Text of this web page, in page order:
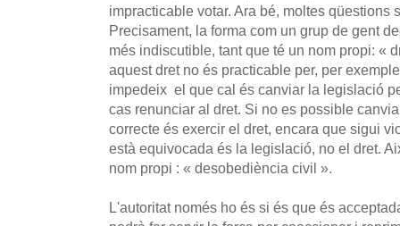
impracticable votar. Ara bé, moltes qüestions
Precisament, la forma com un grup de gent
més indiscutible, tant que té un nom propi: «
aquest dret no és practicable per, per
impedeix el que cal és canviar la legislació
cas renunciar al dret. Si no es possible
correcte és exercir el dret, encara que sigui
està equivocada és la legislació, no el dret.
nom propi : « desobediència civil ».
L'autoritat només ho és si és que és